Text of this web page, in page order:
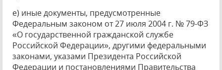
е) иные документы, предусмотренные
Федеральным законом от 27 июля 2004 г. № 79-ФЗ
«О государственной гражданской службе
Российской Федерации», другими федеральными
законами, указами Президента Российской
Федерации и постановлениями Правительства